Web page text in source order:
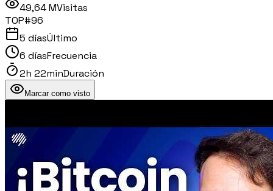
49,64 MVisitas
TOP#96
5 díasÚltimo
6 díasFrecuencia
2h 22minDuración
Marcar como visto